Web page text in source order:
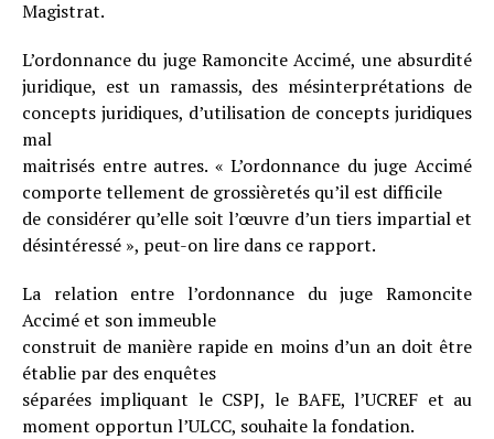
Magistrat.
L’ordonnance du juge Ramoncite Accimé, une absurdité
juridique, est un ramassis, des mésinterprétations de
concepts juridiques, d’utilisation de concepts juridiques
mal
maitrisés entre autres. « L’ordonnance du juge Accimé
comporte tellement de grossièretés qu’il est difficile
de considérer qu’elle soit l’œuvre d’un tiers impartial et
désintéressé », peut-on lire dans ce rapport.
La relation entre l’ordonnance du juge Ramoncite
Accimé et son immeuble
construit de manière rapide en moins d’un an doit être
établie par des enquêtes
séparées impliquant le CSPJ, le BAFE, l’UCREF et au
moment opportun l’ULCC, souhaite la fondation.